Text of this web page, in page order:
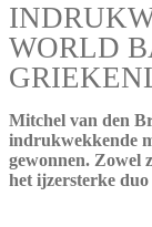
WORLD
Mitchel van den
indrukwekkende
gewonnen. Zowel
het ijzersterke